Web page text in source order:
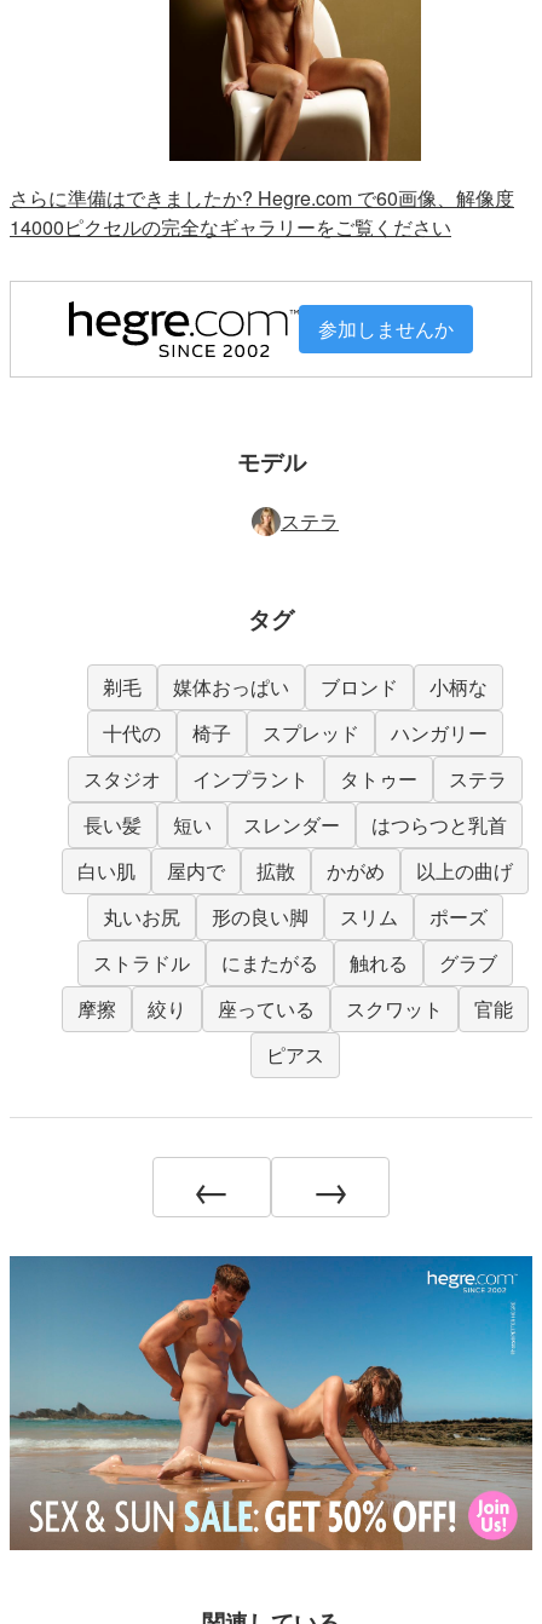
さらに準備はできましたか? Hegre.com で60画像、解像度
14000ピクセルの完全なギャラリーをご覧ください
参加しませんか
モデル
ステラ
タグ
剃毛 媒体おっぱい ブロンド
小柄な
十代の
椅子 スプレッド
ハンガリー
スタジオ
インプラント タトゥー
ステラ
長い髪
短い スレンダー
はつらつと乳首
白い肌
屋内で 拡散 かがめ
以上の曲げ
丸いお尻
形の良い脚 スリム
ポーズ
ストラドル
にまたがる 触れる
グラブ
摩擦
絞り 座っている スクワット
官能
ピアス
← →